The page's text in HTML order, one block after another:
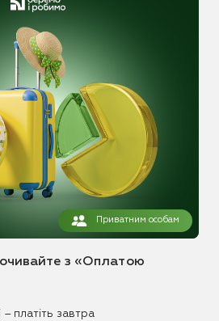
Приватним особам
з «Оплатою
– платіть завтра